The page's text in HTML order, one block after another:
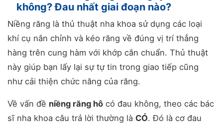
không? Đau nhất giai đoạn nào?
Niềng răng là thủ thuật nha khoa sử dụng các loại
khí cụ nắn chỉnh và kéo răng về đúng vị trí thẳng
hàng trên cung hàm với khớp cắn chuẩn. Thủ thuật
này giúp bạn lấy lại sự tự tin trong giao tiếp cũng
như cải thiện chức năng của răng.
Về vấn đề niềng răng hô có đau không, theo các bác
sĩ nha khoa câu trả lời thường là CÓ. Đó là cơ đau